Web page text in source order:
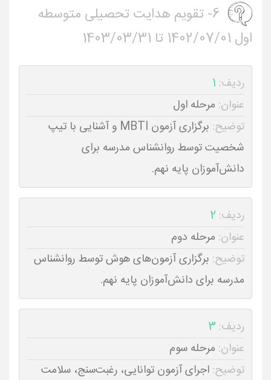
6- تقویم هدایت تحصیلی متوسطه
اول 1402/07/01 تا 1403/03/31
ردیف: 1
عنوان: مرحله اول
توضیح:
برگزاری آزمون MBTI و آشنایی با تیپ
شخصیت توسط روانشناس مدرسه برای
دانش‌آموزان پایه نهم.
ردیف: 2
عنوان: مرحله دوم
توضیح: برگزاری آزمون‌های هوش توسط روانشناس
مدرسه برای دانش‌آموزان پایه نهم.
ردیف: 3
عنوان: مرحله سوم
توضیح: اجرای آزمون توانایی، رغبت‌سنج، سلامت